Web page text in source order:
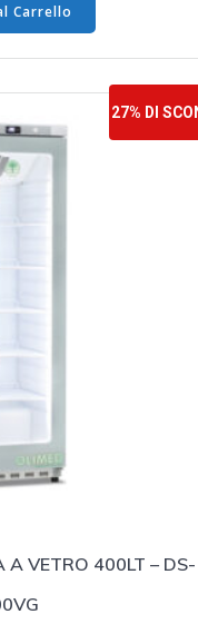
Carrello
27% DI
A VETRO 400LT – DS-